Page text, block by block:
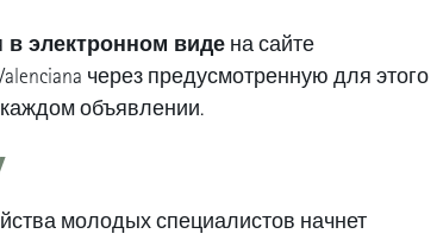
в электронном виде на сайте
через предусмотренную для этого
каждом объявлении.
молодых специалистов начнет